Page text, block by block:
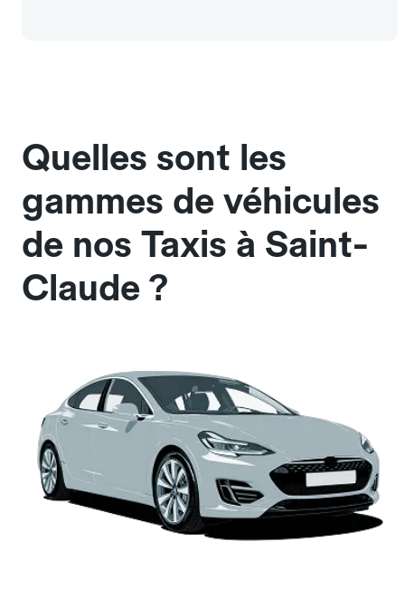
Quelles sont les
gammes de véhicules
de nos Taxis à Saint-
Claude ?